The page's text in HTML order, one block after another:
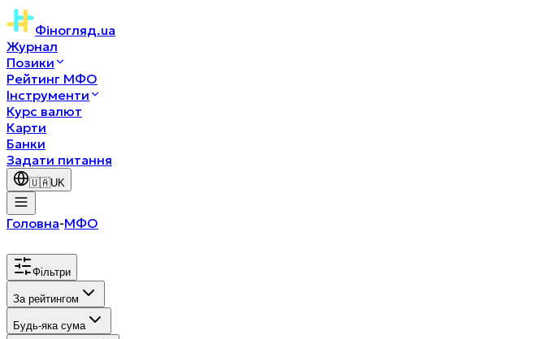
Фіногляд.ua
Журнал
Позики
Рейтинг МФО
Інструменти
Курс валют
Карти
Банки
Задати питання
🇺🇦UK
Головна-МФО
Фільтри
За рейтингом
Будь-яка сума